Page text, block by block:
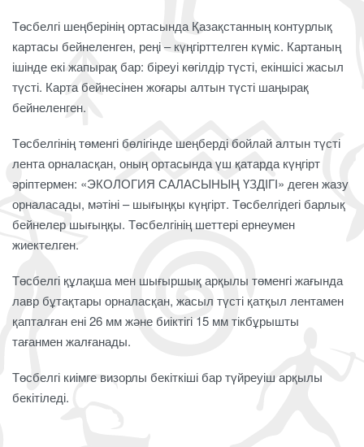
Төсбелгі шеңберінің ортасында Қазақстанның контурлық
картасы бейнеленген, реңі – күңгірттелген күміс. Картаның
ішінде екі жапырақ бар: біреуі көгілдір түсті, екіншісі жасыл
түсті. Карта бейнесінен жоғары алтын түсті шаңырақ
бейнеленген.
Төсбелгінің төменгі бөлігінде шеңберді бойлай алтын түсті
лента орналасқан, оның ортасында үш қатарда күңгірт
әріптермен: «ЭКОЛОГИЯ САЛАСЫНЫҢ ҮЗДІГІ» деген жазу
орналасады, мәтіні – шығыңқы күңгірт. Төсбелгідегі барлық
бейнелер шығыңқы. Төсбелгінің шеттері ернеумен
жиектелген.
Төсбелгі құлақша мен шығыршық арқылы төменгі жағында
лавр бұтақтары орналасқан, жасыл түсті қатқыл лентамен
қапталған ені 26 мм және биіктігі 15 мм тікбұрышты
тағанмен жалғанады.
Төсбелгі киімге визорлы бекіткіші бар түйреуіш арқылы
бекітіледі.